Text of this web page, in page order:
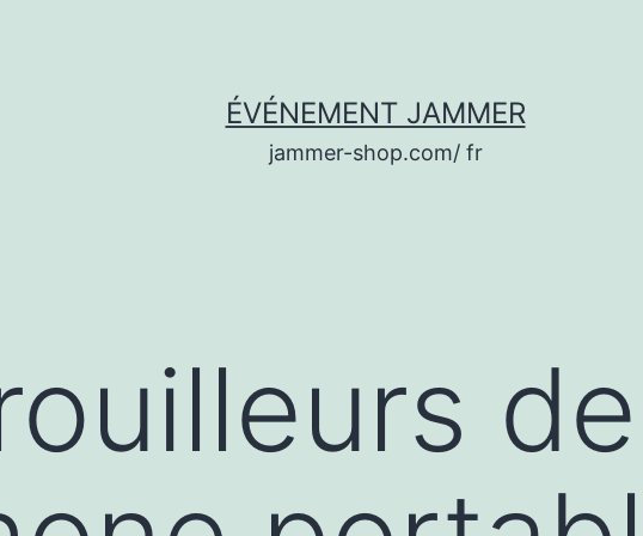
ÉVÉNEMENT JAMMER
jammer-shop.com/ fr
de